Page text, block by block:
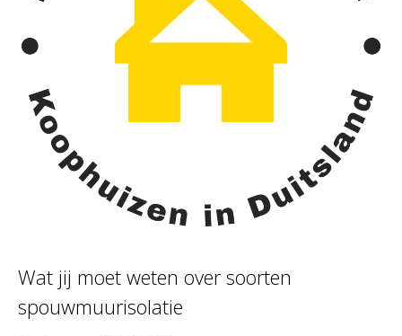
Wat jij moet weten over soorten
spouwmuurisolatie